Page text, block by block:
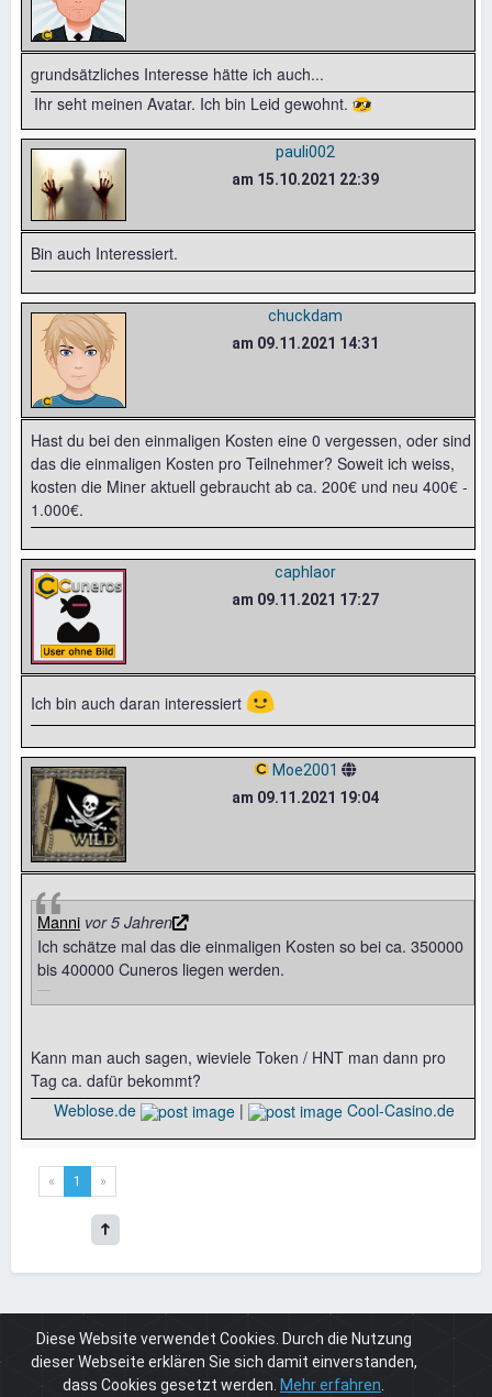
grundsätzliches Interesse hätte ich auch...
Ihr seht meinen Avatar. Ich bin Leid gewohnt. 😎
pauli002
am 15.10.2021 22:39
Bin auch Interessiert.
chuckdam
am 09.11.2021 14:31
Hast du bei den einmaligen Kosten eine 0 vergessen, oder sind
das die einmaligen Kosten pro Teilnehmer? Soweit ich weiss,
kosten die Miner aktuell gebraucht ab ca. 200€ und neu 400€ -
1.000€.
caphlaor
am 09.11.2021 17:27
Ich bin auch daran interessiert 🙂
Moe2001
am 09.11.2021 19:04
Manni vor 5 Jahren
Ich schätze mal das die einmaligen Kosten so bei ca. 350000
bis 400000 Cuneros liegen werden.
Kann man auch sagen, wieviele Token / HNT man dann pro
Tag ca. dafür bekommt?
Weblose.de
| Cool-Casino.de
« 1 »
Board Paid4 und KryptoKrypto TutorialsHelium Mining
Diese Website verwendet Cookies. Durch die Nutzung
dieser Webseite erklären Sie sich damit einverstanden,
dass Cookies gesetzt werden. Mehr erfahren